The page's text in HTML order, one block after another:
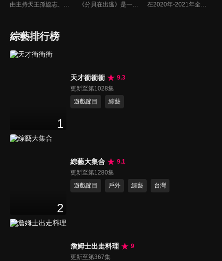
由主持天王孫協志、王仁甫攜手合作的民視綜藝節目《幸福保衛戰》，內容結合「深度訪談」、「任務闖關」、「達人獻技」、「押注變現」等機制，呈現「夫妻婚姻相處」、「實境競技挑戰」與「人性心理預測」全新綜藝風格。 《分貝在出逃》是一檔新戶外音樂治癒綜藝，蘇醒、張遠等5位彼此相熟的嘉賓一起去戶外露營，在7天之內上演分貝出逃之旅，通過遊戲互動贏取「分貝值」來解鎖3場音樂會的舉辦權。節目集音樂元素、旅途元素和真人秀元素為一體，傳播音樂和友情的正能量。 在2020年-2021年全球疫情大背景下，侶行夫婦張昕宇梁紅跨越歐亞大陸，在俄羅斯及東歐各國，關照普通人生，發現點滴希望。在戰事隨時可能激化的烏克蘭東部、被戰爭摧殘30多年的阿塞拜疆納卡地區、大轟炸後依然飽受折磨的塞爾維亞，張昕宇梁紅記錄下人們，在戰爭中追尋光明的故事。
綜藝排行榜
1
天才衝衝衝
9.3
更新至第1028集
遊戲節目
綜藝
2
綜藝大集合
9.1
更新至第1280集
遊戲節目
戶外 綜藝 台灣
詹姆士出走料理
9
更新至第367集